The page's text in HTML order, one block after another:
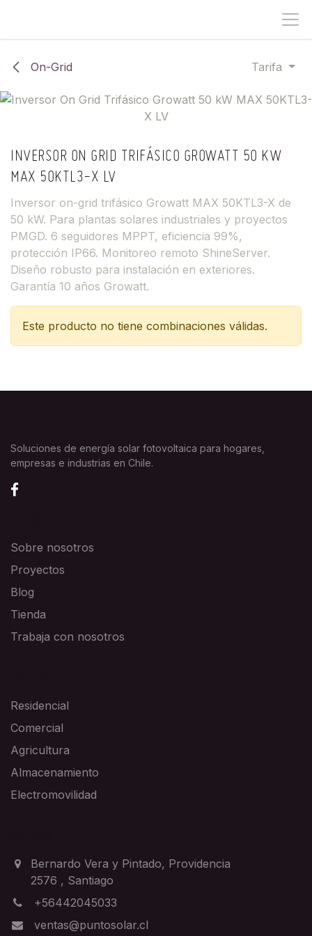
On-Grid Tarifa
INVERSOR ON GRID TRIFÁSICO GROWATT 50 KW
MAX 50KTL3-X LV
Inversor on-grid trifásico Growatt MAX 50KTL3-X de
50 kW. Para plantas solares industriales y proyectos
PMGD. 6 seguidores MPPT, eficiencia 99%,
protección IP66. Monitoreo remoto ShineServer.
Diseño robusto para instalación en exteriores.
Garantía 10 años Growatt.
Este producto no tiene combinaciones válidas.
Soluciones de energía solar fotovoltaica para hogares,
empresas e industrias en Chile.
Sobre nosotros
Proyectos
Blog
Tienda
Trabaja con nosotros
Residencial
Comercial
Agricultura
Almacenamiento
Electromovilidad
Bernardo Vera y Pintado, Providencia
2576 , Santiago
+56442045033
ventas@puntosolar.cl